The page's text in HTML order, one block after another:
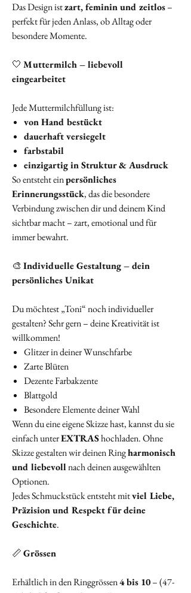
Das Design istzart, feminin und zeitlos–
perfekt für jeden Anlass, ob Alltag oder
besondere Momente.
🤍 Muttermilch – liebevoll
eingearbeitet
Jede Muttermilchfüllung ist:
von Hand bestückt
dauerhaft versiegelt
farbstabil
einzigartig in Struktur & Ausdruck
So entsteht einpersönliches
Erinnerungsstück, das die besondere
Verbindung zwischen dir und deinem Kind
sichtbar macht – zart, emotional und für
immer bewahrt.
🎨 Individuelle Gestaltung – dein
persönliches Unikat
Du möchtest „Toni“ noch individueller
gestalten? Sehr gern – deine Kreativität ist
willkommen!
Glitzer in deiner Wunschfarbe
Zarte Blüten
Dezente Farbakzente
Blattgold
Besondere Elemente deiner Wahl
Wenn du eine eigene Skizze hast, kannst du sie
einfach unterEXTRAShochladen. Ohne
Skizze gestalten wir deinen Ringharmonisch
und liebevollnach deinen ausgewählten
Optionen.
Jedes Schmuckstück entsteht mitviel Liebe,
Präzision und Respekt für deine
Geschichte.
📏Grössen
Erhältlich in den Ringgrössen4 bis 10– (47-